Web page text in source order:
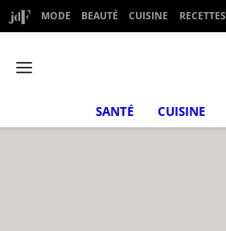
MODE BEAUTÉ CUISINE RECETTES
SANTÉ CUISINE